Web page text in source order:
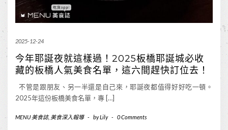
2025-12-24
今年耶誕夜就這樣過！2025板橋耶誕城必收
藏的板橋人氣美食名單，這六間趕快訂位去！
不管是跟朋友、另一半還是自己來，耶誕夜都值得好好吃一頓。
2025年這份板橋美食名單，專 […]
MENU 美食誌, 美食深入報導 - byLily - 0 Comments